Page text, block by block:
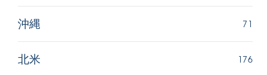
沖縄 71
北米 176